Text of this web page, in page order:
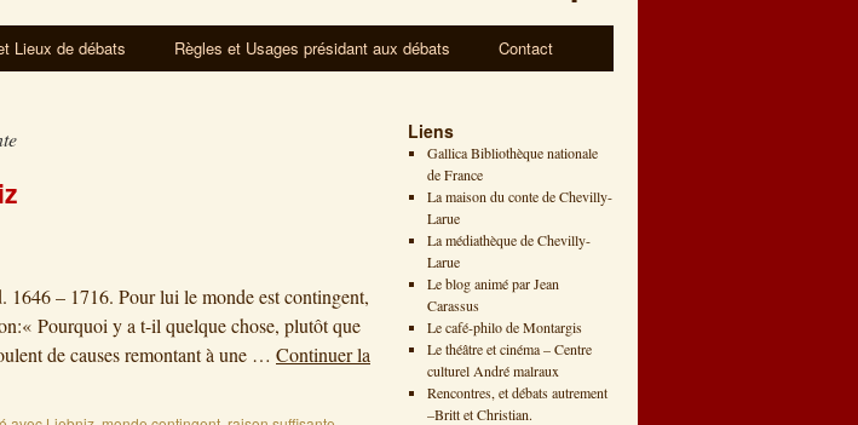
Lieux de débats Règles et Usages présidant aux débats Contact
1646 – 1716. Pour lui le monde est contingent,
Pourquoi y a t-il quelque chose, plutôt que
de causes remontant à une … Continuer la
Liens
Gallica Bibliothèque nationale
de France
La maison du conte de Chevilly-
Larue
La médiathèque de Chevilly-
Larue
Le blog animé par Jean
Carassus
Le café-philo de Montargis
Le théâtre et cinéma – Centre
culturel André malraux
Rencontres, et débats autrement
–Britt et Christian.